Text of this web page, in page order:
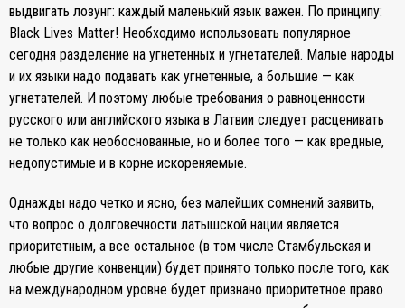
выдвигать лозунг: каждый маленький язык важен. По принципу:
Black Lives Matter! Необходимо использовать популярное
сегодня разделение на угнетенных и угнетателей. Малые народы
и их языки надо подавать как угнетенные, а большие — как
угнетателей. И поэтому любые требования о равноценности
русского или английского языка в Латвии следует расценивать
не только как необоснованные, но и более того — как вредные,
недопустимые и в корне искореняемые.
Однажды надо четко и ясно, без малейших сомнений заявить,
что вопрос о долговечности латышской нации является
приоритетным, а все остальное (в том числе Стамбульская и
любые другие конвенции) будет принято только после того, как
на международном уровне будет признано приоритетное право